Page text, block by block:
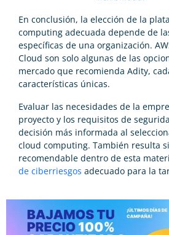
En conclusión, la elección de la
computing adecuada depende de
específicas de una organización.
Cloud son solo algunas de las
mercado que recomienda Adity,
características únicas.
Evaluar las necesidades de la
proyecto y los requisitos de
decisión más informada al
cloud computing. También resulta
recomendable dentro de esta
de ciberriesgos adecuado para la